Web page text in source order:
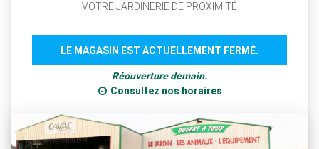
VOTRE JARDINERIE DE PROXIMITÉ
LE MAGASIN EST ACTUELLEMENT FERMÉ.
Réouverture demain.
Consultez nos horaires